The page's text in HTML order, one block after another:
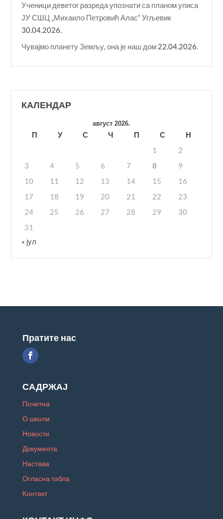
Ученици деветог разреда упознати са планом уписа
ЈУ СШЦ „Михаило Петровић Алас“ Угљевик
30.04.2026.
Чувајмо планету Земљу, она је наш дом 22.04.2026.
КАЛЕНДАР
август 2026.
П У С Ч П С
Н
1
2
3
4 5 6 7 8
9
10
11 12 13 14 15
16
17
18 19 20 21 22
23
24
25 26 27 28 29
30
31
« јул
Пратите нас
САДРЖАЈ
Почетна
О школи
Новости
Документа
Настава
Огласна табла
Контакт